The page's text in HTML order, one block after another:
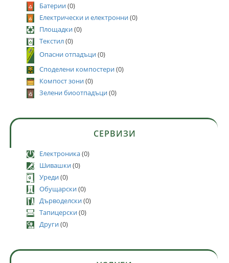
Батерии(0)
Електрически и електронни(0)
Площадки(0)
Текстил(0)
Опасни отпадъци(0)
Споделени компостери(0)
Компост зони(0)
Зелени биоотпадъци(0)
СЕРВИЗИ
Електроника(0)
Шивашки(0)
Уреди(0)
Обущарски(0)
Дърводелски(0)
Тапицерски(0)
Други(0)